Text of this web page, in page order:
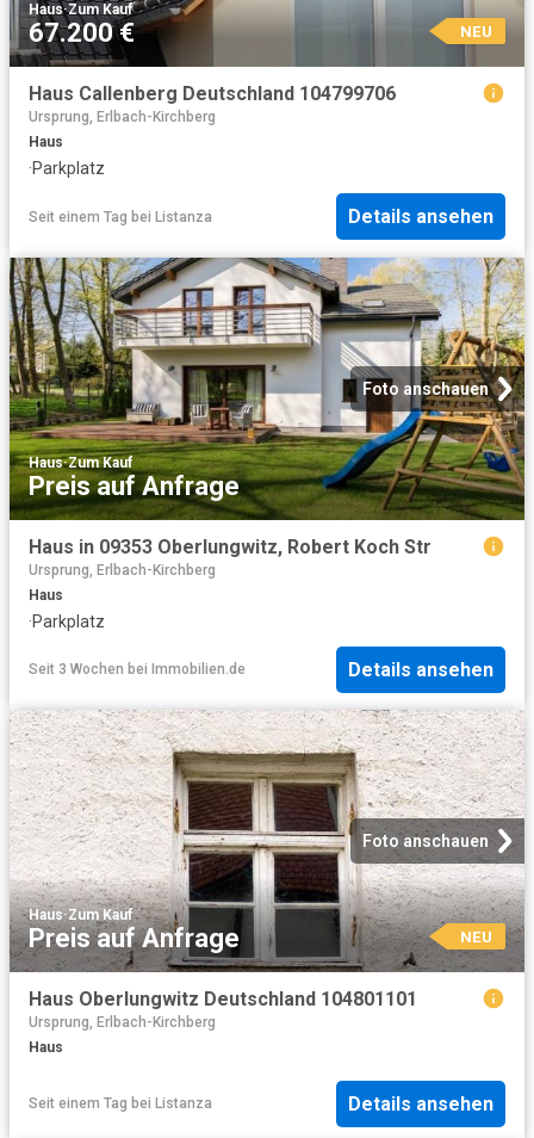
Haus·Zum Kauf
67.200 € NEU
Haus Callenberg Deutschland 104799706
Ursprung, Erlbach-Kirchberg
Haus
·Parkplatz
Seit einem Tag bei Listanza Details ansehen
Foto anschauen
Haus·Zum Kauf
Preis auf Anfrage
Haus in 09353 Oberlungwitz, Robert Koch Str
Ursprung, Erlbach-Kirchberg
Haus
·Parkplatz
Seit 3 Wochen bei Immobilien.de Details ansehen
Foto anschauen
Haus·Zum Kauf
Preis auf Anfrage NEU
Haus Oberlungwitz Deutschland 104801101
Ursprung, Erlbach-Kirchberg
Haus
Seit einem Tag bei Listanza Details ansehen